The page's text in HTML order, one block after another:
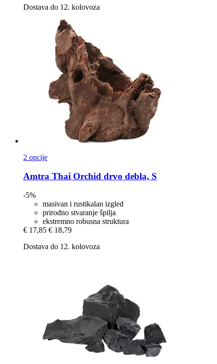
Dostava do 12. kolovoza
2 opcije
Amtra Thai Orchid drvo debla, S
-5%
masivan i rustikalan izgled
prirodno stvaranje špilja
ekstremno robusna struktura
€ 17,85 € 18,79
Dostava do 12. kolovoza